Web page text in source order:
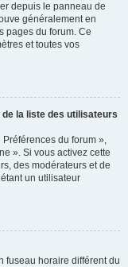
depuis le panneau de
généralement en
pages du forum. Ce
et toutes vos
la liste des utilisateurs
Préférences du forum »,
». Si vous activez cette
des modérateurs et de
un utilisateur
fuseau horaire différent du